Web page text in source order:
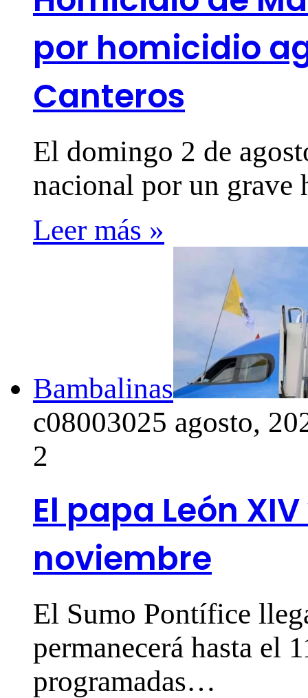
por homicidio
Canteros
El domingo 2 de
nacional por un
Leer más »
Bambalinas
c08003025 agosto,
2
El papa León
noviembre
El Sumo Pontífice
permanecerá hasta el
programadas…